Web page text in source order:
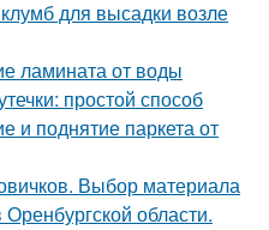
для высадки возле
ламината от воды
простой способ
и поднятие паркета от
Выбор материала
области.